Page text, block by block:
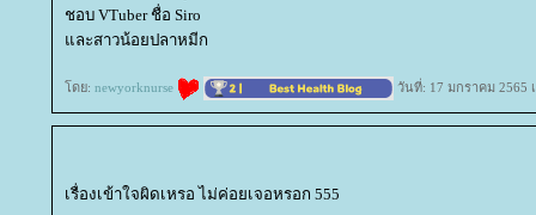
ชอบ VTuber ชื่อ Siro
ละสาวน้อยปลาหมีก
ดย: newyorknurse วันที่: 17 มกราคม 2565
เรื่องเข้าใจผิดเหรอ ไม่ค่อยเจอหรอก 555